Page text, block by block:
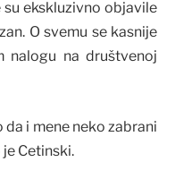
ekskluzivno objavile
O svemu se kasnije
nalogu na društvenoj
da i mene neko zabrani
Cetinski.